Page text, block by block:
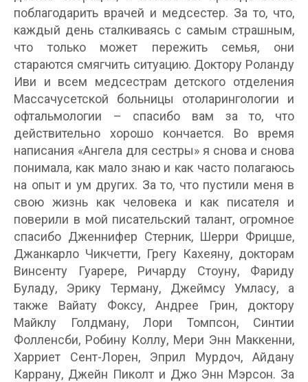
поблагодарить врачей и медсестер. За то, что,
каждый день сталкиваясь с самым страшным,
что только может пережить семья, они
стараются смягчить ситуацию. Доктору Роланду
Иви и всем медсестрам детского отделения
Массачусетской больницы отоларингологии и
офтальмологии – спасибо вам за то, что
действительно хорошо кончается. Во время
написания «Ангела для сестры» я снова и снова
понимала, как мало знаю и как часто полагаюсь
на опыт и ум других. За то, что пустили меня в
свою жизнь как человека и как писателя и
поверили в мой писательский талант, огромное
спасибо Дженнифер Стерник, Шерри Фрицше,
Джанкарло Чикчетти, Грегу Кахеяну, докторам
Винсенту Гуарере, Ричарду Стоуну, Фариду
Буладу, Эрику Терману, Джеймсу Умласу, а
также Вайату Фоксу, Андрее Грин, доктору
Майклу Голдману, Лори Томпсон, Синтии
Фолленсби, Робину Коллу, Мери Энн Маккенни,
Харриет Сент-Лорен, Эприл Мурдоч, Айдану
Каррану, Джейн Пиколт и Джо Энн Мэрсон. За